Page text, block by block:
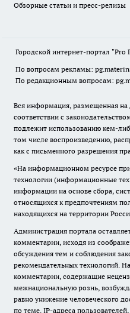
Обзорные статьи и пресс-релизы
Городской интернет-портал
По вопросам рекламы:
По редакционным вопросам:
Вся информация, размещенная на
соответствии с
подлежит использованию кем-
том числе воспроизведению,
как с письменного разрешения
«На информационном ресурсе
технологии (информационные
информации на основе сбора,
относящихся к предпочтениям
находящихся на территории
Администрация портала
комментарии, исходя из
обсуждения тем и соблюдения
рекомендательных технологий.
комментарии, содержащие
межнациональную рознь,
равно унижение человеческого
по теме. IP-адреса